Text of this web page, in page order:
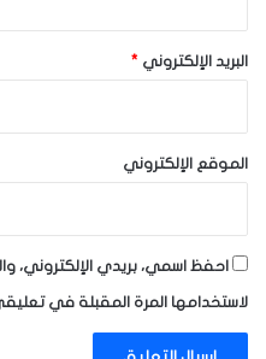
البريد الإلكتروني *
الموقع الإلكتروني
احفظ اسمي، بريدي الإلكتروني،
لاستخدامها المرة المقبلة في